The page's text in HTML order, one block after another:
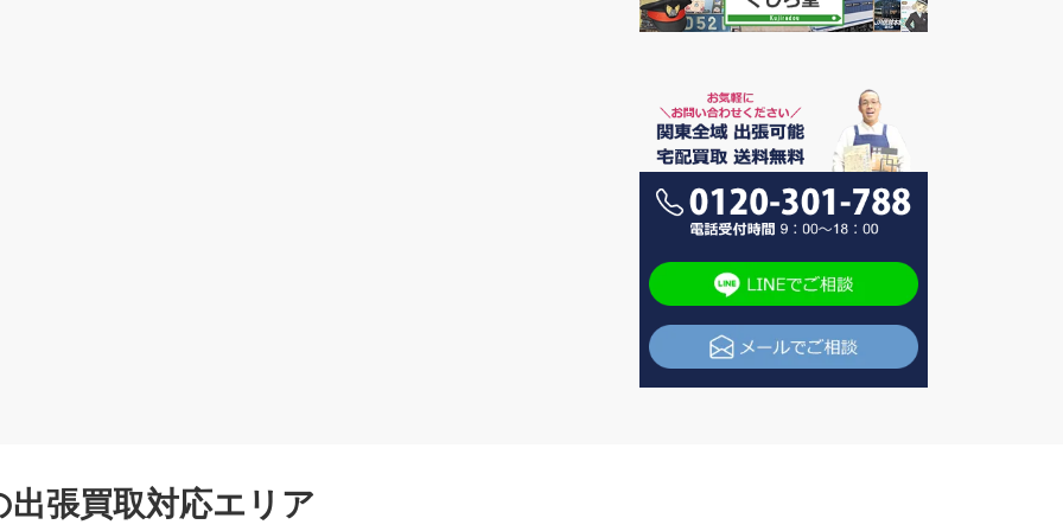
出張買取対応エリア